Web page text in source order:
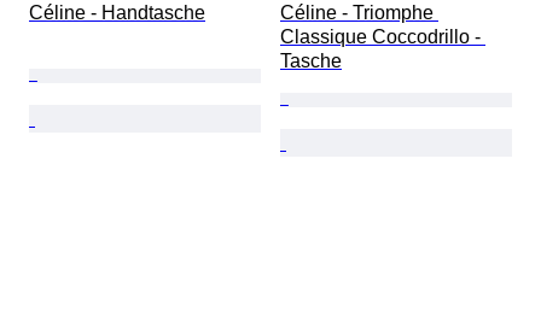
Céline - Handtasche
Céline - Triomphe
Classique Coccodrillo -
Tasche